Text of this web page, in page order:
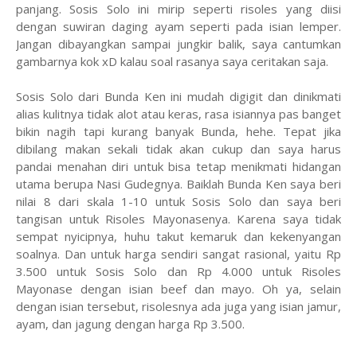
panjang. Sosis Solo ini mirip seperti risoles yang diisi
dengan suwiran daging ayam seperti pada isian lemper.
Jangan dibayangkan sampai jungkir balik, saya cantumkan
gambarnya kok xD kalau soal rasanya saya ceritakan saja.
Sosis Solo dari Bunda Ken ini mudah digigit dan dinikmati
alias kulitnya tidak alot atau keras, rasa isiannya pas banget
bikin nagih tapi kurang banyak Bunda, hehe. Tepat jika
dibilang makan sekali tidak akan cukup dan saya harus
pandai menahan diri untuk bisa tetap menikmati hidangan
utama berupa Nasi Gudegnya. Baiklah Bunda Ken saya beri
nilai 8 dari skala 1-10 untuk Sosis Solo dan saya beri
tangisan untuk Risoles Mayonasenya. Karena saya tidak
sempat nyicipnya, huhu takut kemaruk dan kekenyangan
soalnya. Dan untuk harga sendiri sangat rasional, yaitu Rp
3.500 untuk Sosis Solo dan Rp 4.000 untuk Risoles
Mayonase dengan isian beef dan mayo. Oh ya, selain
dengan isian tersebut, risolesnya ada juga yang isian jamur,
ayam, dan jagung dengan harga Rp 3.500.